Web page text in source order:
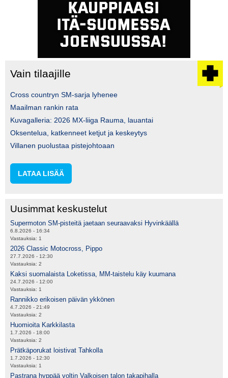
Vain tilaajille
Cross countryn SM-sarja lyhenee
Maailman rankin rata
Kuvagalleria: 2026 MX-liiga Rauma, lauantai
Oksentelua, katkenneet ketjut ja keskeytys
Villanen puolustaa pistejohtoaan
LATAA LISÄÄ
Uusimmat keskustelut
Supermoton SM-pisteitä jaetaan seuraavaksi Hyvinkäällä
6.8.2026 - 16:34
Vastauksia: 1
2026 Classic Motocross, Pippo
27.7.2026 - 12:30
Vastauksia: 2
Kaksi suomalaista Loketissa, MM-taistelu käy kuumana
24.7.2026 - 12:00
Vastauksia: 1
Rannikko erikoisen päivän ykkönen
4.7.2026 - 21:49
Vastauksia: 2
Huomioita Karkkilasta
1.7.2026 - 18:00
Vastauksia: 2
Prätkäporukat loistivat Tahkolla
1.7.2026 - 12:30
Vastauksia: 1
Pastrana hyppää voltin Valkoisen talon takapihalla